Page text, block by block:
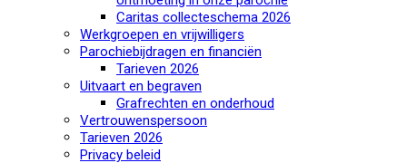
Caritas collecteschema 2026
Werkgroepen en vrijwilligers
Parochiebijdragen en financiën
Tarieven 2026
Uitvaart en begraven
Grafrechten en onderhoud
Vertrouwenspersoon
Tarieven 2026
Privacy beleid